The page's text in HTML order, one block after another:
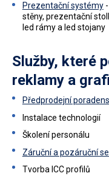
Prezentační systémy-
stěny, prezentační
led rámy a led stojany
Služby, které
reklamy a
Předprodejní
Instalace technologií
Školení personálu
Záruční a pozáruční
Tvorba ICC profilů